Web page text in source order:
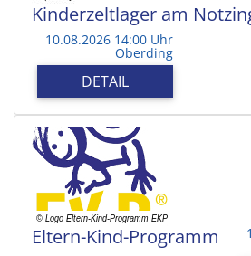
Kinderzeltlager am
10.08.2026 14:00 Uhr
Oberding
DETAIL
Eltern-Kind-Programm